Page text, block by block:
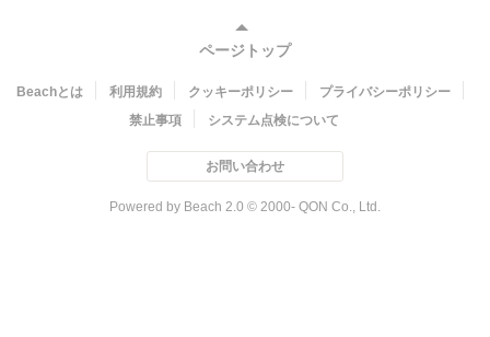
ページトップ
Beachとは 利用規約 クッキーポリシー
プライバシーポリシー
禁止事項
システム点検について
お問い合わせ
Powered by Beach 2.0 © 2000- QON Co., Ltd.